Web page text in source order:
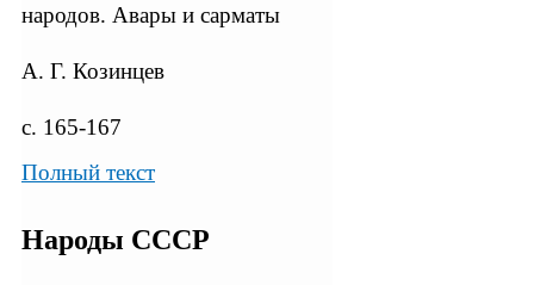
народов. Авары и сарматы
А. Г. Козинцев
с. 165-167
Полный текст
Народы СССР